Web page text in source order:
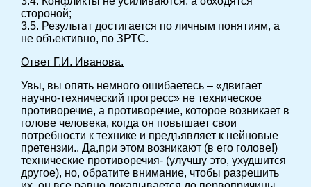
стороной;
3.5. Результат достигается по личным понятиям, а
не объективно, по ЗРТС.
Ответ Г.И. Иванова.
Увы, вы опять немного ошибаетесь – «двигает
научно-технический прогресс» не техническое
противоречие, а противоречие, которое возникает в
голове человека, когда он повышает свои
потребности к технике и предъявляет к нейновые
претензии.. Да,при этом возникают (в его голове!)
технические противоречия- (улучшу это, ухудшится
другое), но, обратите внимание, чтобы разрешить